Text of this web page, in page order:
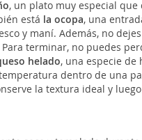
, un plato muy especial
está la ocopa, una
y maní. Además, no
terminar, no puedes
helado, una especie de
dentro de una
la textura ideal y